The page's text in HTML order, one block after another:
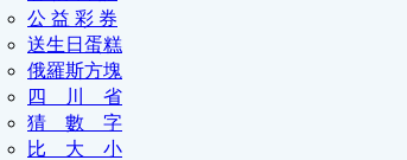
公 益 彩 券
送生日蛋糕
俄羅斯方塊
四 川 省
猜 數 字
比 大 小